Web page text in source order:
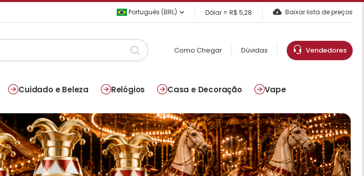
Português (BRL) Dólar = R$ 5,28 Baixar lista de preços
Como Chegar Dúvidas Vendedores
Cuidado e Beleza Relógios Casa e Decoração Vape